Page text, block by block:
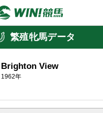
繁殖牝馬データ
Brighton View
1962年